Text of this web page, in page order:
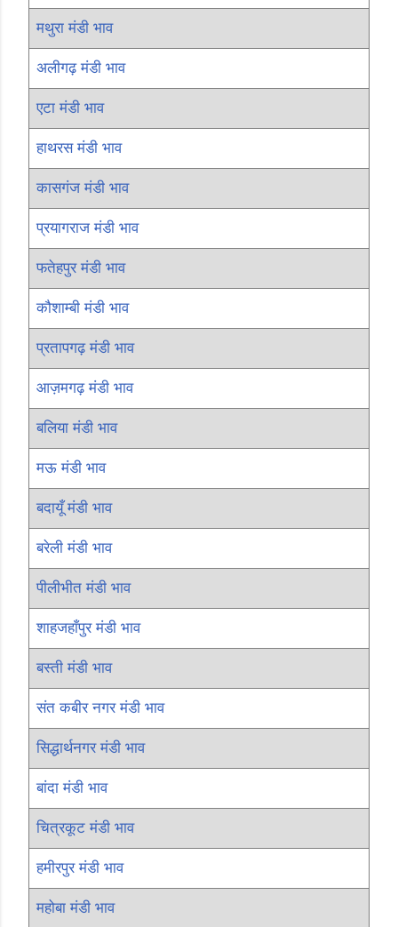
मथुरा मंडी भाव
अलीगढ़ मंडी भाव
एटा मंडी भाव
हाथरस मंडी भाव
कासगंज मंडी भाव
प्रयागराज मंडी भाव
फतेहपुर मंडी भाव
कौशाम्बी मंडी भाव
प्रतापगढ़ मंडी भाव
आज़मगढ़ मंडी भाव
बलिया मंडी भाव
मऊ मंडी भाव
बदायूँ मंडी भाव
बरेली मंडी भाव
पीलीभीत मंडी भाव
शाहजहाँपुर मंडी भाव
बस्ती मंडी भाव
संत कबीर नगर मंडी भाव
सिद्धार्थनगर मंडी भाव
बांदा मंडी भाव
चित्रकूट मंडी भाव
हमीरपुर मंडी भाव
महोबा मंडी भाव